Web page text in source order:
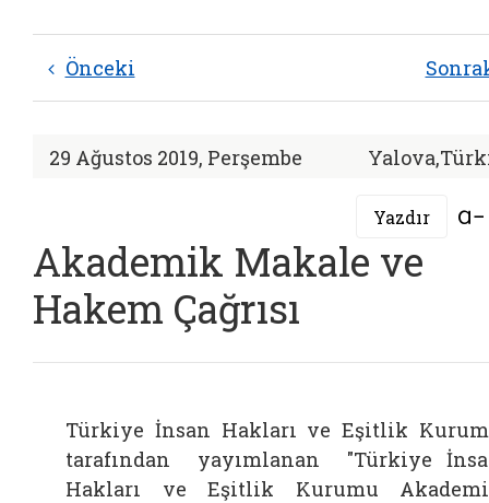
Önceki
29 Ağustos 2019, Perşembe
Yazdır
Akademik Makale ve
Hakem Çağrısı
Türkiye İnsan Hakları ve Eşitlik
tarafından yayımlanan "Türkiye
Hakları ve Eşitlik Kurumu